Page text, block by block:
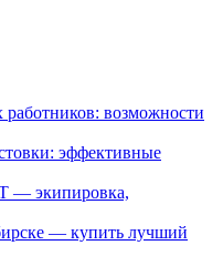
возможности
эффективные
— экипировка,
— купить лучший